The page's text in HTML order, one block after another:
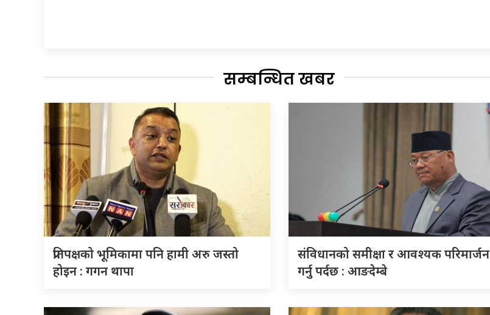
सम्बन्धित खबर
प्रतिपक्षको भूमिकामा पनि हामी अरु जस्तो
होइन : गगन थापा
संविधानको समीक्षा र आवश्यक परिमार्जन
गर्नु पर्दछ : आङदेम्बे